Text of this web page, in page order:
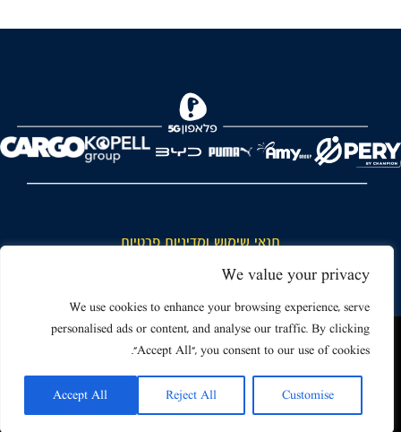
We value your privacy
We use cookies to enhance your browsing experience, serve
personalised ads or content, and analyse our traffic. By clicking
"Accept All", you consent to our use of cookies.
Customise
Reject All
Accept All
FOREVER
תנאי שימוש ומדיניות פרטיות
כללי כניסה והתנהגות באצטדיון ותנאי שימוש בכרטיסים
דרושים
צור קשר
Powered by
האתר שאתה גולש בו עשוי להשתמש בעוגיות (קוקיז) ובטכנולוגיות דומות.
על ידי כניסה לאתר אתה מאשר את תנאי השימוש הכוללים שימוש בעוגיות
(קוקיז).
אישור